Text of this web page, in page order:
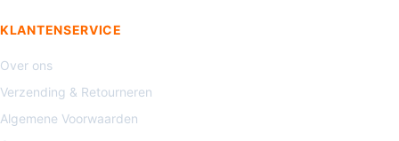
KLANTENSERVICE
Over ons
Verzending & Retourneren
Algemene Voorwaarden